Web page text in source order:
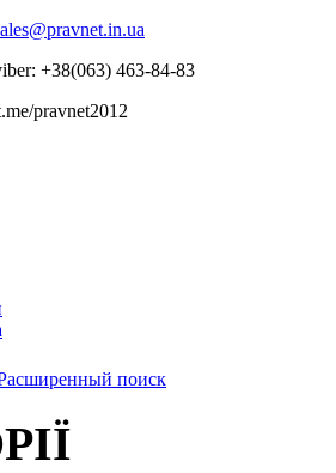
+38(063) 463-84-83
поиск